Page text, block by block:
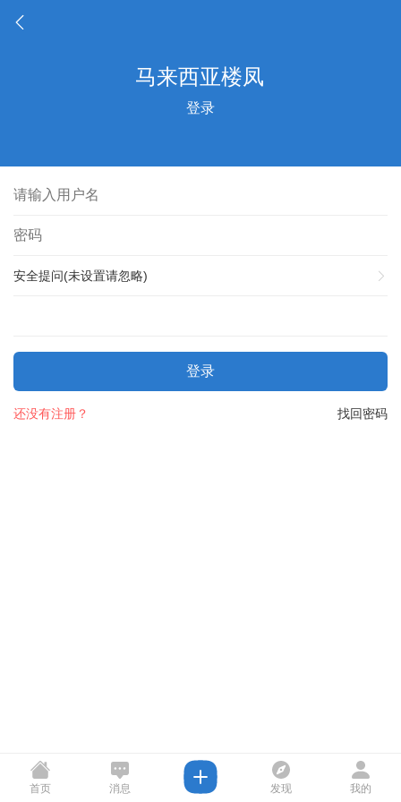
登录
安全提问(未设置请忽略)
登录
找回密码
还没有注册？
首页 消息 发现 我的